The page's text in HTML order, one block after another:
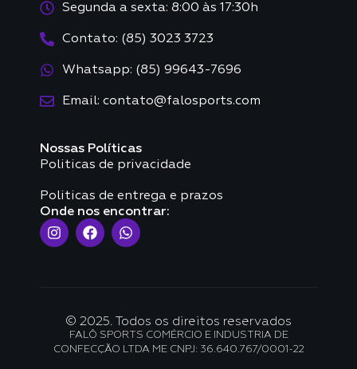
Segunda a sexta: 8:00 às 17:30h
Contato: (85) 3023 3723
Whatsapp: (85) 99643-7696
Email: contato@falosports.com
Nossas Políticas
Politicas de privacidade
Politicas de entrega e prazos
Onde nos encontrar:
© 2025. Todos os direitos reservados
FALÔ SPORTS COMÉRCIO E INDUSTRIA DE
CONFECÇÃO LTDA ME CNPJ: 36.640.767/0001-22